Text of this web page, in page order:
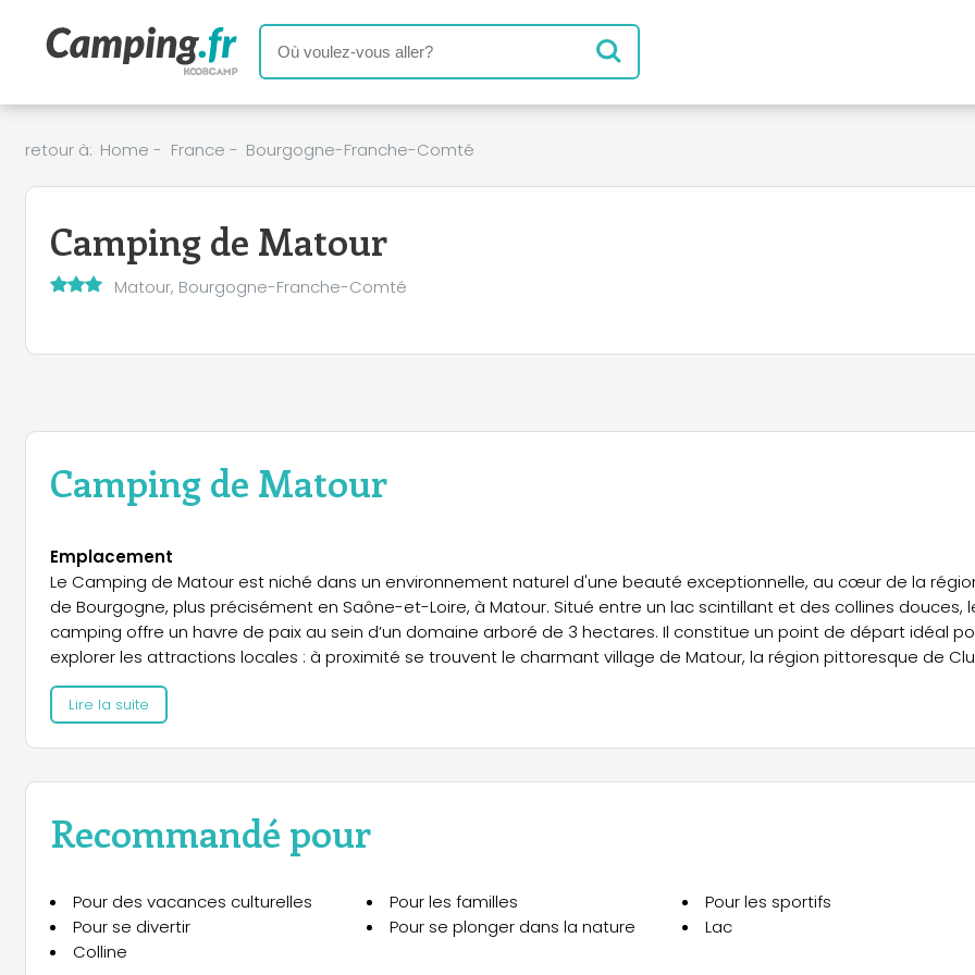
retour à: Home - France - Bourgogne-Franche-Comté
Camping de Matour
Matour, Bourgogne-Franche-Comté
Camping de Matour
Emplacement
Le Camping de Matour est niché dans un environnement naturel d'une beauté exceptionnelle, au cœur de la
de Bourgogne, plus précisément en Saône-et-Loire, à Matour. Situé entre un lac scintillant et des collines douces,
camping offre un havre de paix au sein d’un domaine arboré de 3 hectares. Il constitue un point de départ idéal
explorer les attractions locales : à proximité se trouvent le charmant village de Matour, la région pittoresque de
ainsi que de nombreux sites culturels et naturels, tels que le célèbre Château de la Clayette, sans oublier d’autres
trésors historiques et paysages enchanteurs disséminés dans la région.
Le camping propose une gamme variée d’hébergements adaptés aux besoins de chacun. Parmi eux, les
idéals pour les tentes et les camping-cars. Le site dispose également de chalets traditionnels confortables et
entièrement équipés, ainsi que de mobil-homes modernes – y compris les nouveaux modèles 2025 – conçus pour
et les tentes équipées nature permettent de séjourner dans un cadre authentique et écologique, bien qu’ils ne
disposent pas de sanitaires privatifs.
Lire la suite
Recommandé pour
Pour des vacances culturelles Pour les familles
Pour les sportifs
Pour se divertir
Pour se plonger dans la nature
Lac
Colline